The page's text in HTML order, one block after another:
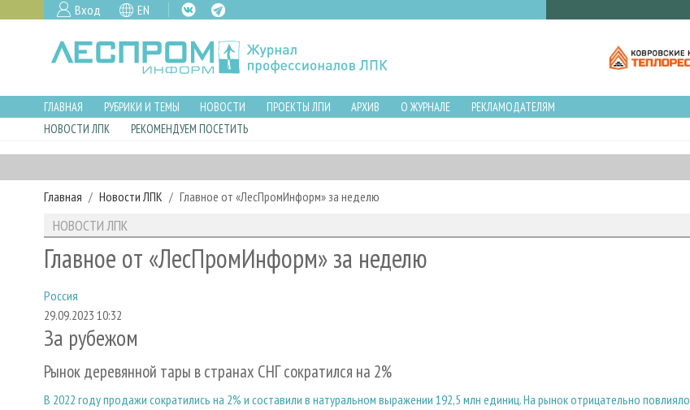
Вход EN
ГЛАВНАЯ РУБРИКИ И ТЕМЫ НОВОСТИ ПРОЕКТЫ ЛПИ АРХИВ О ЖУРНАЛЕ
РЕКЛАМОДАТЕЛЯМ
НОВОСТИ ЛПК
РЕКОМЕНДУЕМ ПОСЕТИТЬ
Главная Новости ЛПК Главное от «ЛесПромИнформ» за неделю
НОВОСТИ ЛПК
Главное от «ЛесПромИнформ» за неделю
Россия
29.09.2023 10:32
За рубежом
Рынок деревянной тары в странах СНГ сократился на 2%
В 2022 году продажи сократились на 2% и составили в натуральном выражении 192,5 млн единиц. На рынок отрицательно повлияло